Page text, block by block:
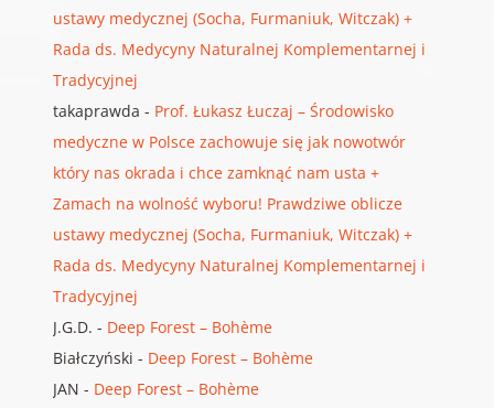
ustawy medycznej (Socha, Furmaniuk, Witczak) +
Rada ds. Medycyny Naturalnej Komplementarnej i
Tradycyjnej
takaprawda - Prof. Łukasz Łuczaj – Środowisko
medyczne w Polsce zachowuje się jak nowotwór
który nas okrada i chce zamknąć nam usta +
Zamach na wolność wyboru! Prawdziwe oblicze
ustawy medycznej (Socha, Furmaniuk, Witczak) +
Rada ds. Medycyny Naturalnej Komplementarnej i
Tradycyjnej
J.G.D. - Deep Forest – Bohème
Białczyński - Deep Forest – Bohème
JAN - Deep Forest – Bohème